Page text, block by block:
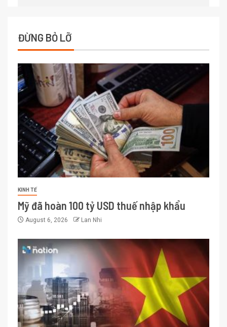
ĐỪNG BỎ LỠ
KINH TẾ
Mỹ đã hoàn 100 tỷ USD thuế nhập khẩu
August 6, 2026 Lan Nhi